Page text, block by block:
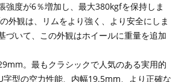
強度が6％増加し、最大380kgfを保持しま
外観は、リムをより強く、より安全にしま
づいて、この外観はホイールに重量を追加
。最もクラシックで人気のある実用的
字型の空力性能、内幅19.5mm、より正確な